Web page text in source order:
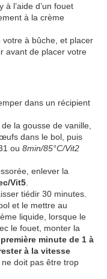
l’aide d’un fouet
à la crème
à bûche, et placer
avant de placer votre
dans un récipient
la gousse de vanille,
dans le bol, puis
ou 8min/85°C/Vit2
enlever la
Vit5
tiédir 30 minutes.
et le mettre au
liquide, lorsque le
le fouet, monter la
minute de 1 à
à la vitesse
ne doit pas être trop